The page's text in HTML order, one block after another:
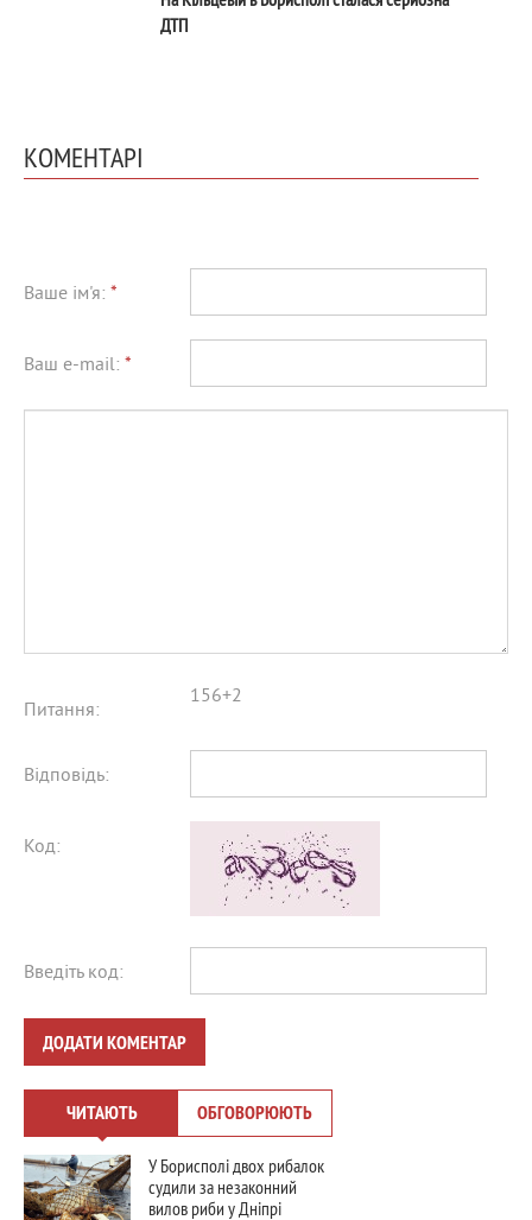
ДТП
КОМЕНТАРІ
Ваше ім'я: *
Ваш e-mail: *
Питання:
156+2
Відповідь:
Код:
Введіть код:
ДОДАТИ КОМЕНТАР
ЧИТАЮТЬ ОБГОВОРЮЮТЬ
У Борисполі двох рибалок
судили за незаконний
вилов риби у Дніпрі